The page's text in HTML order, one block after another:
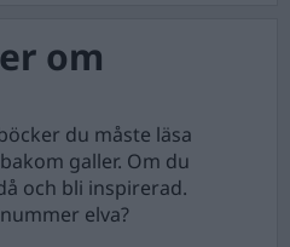
om
du måste läsa
galler. Om du
och bli inspirerad.
elva?